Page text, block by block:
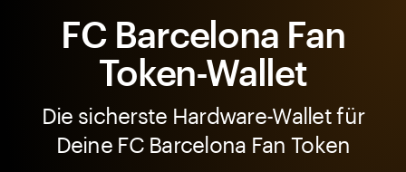
FC Barcelona Fan
Token-Wallet
Die sicherste Hardware-Wallet für
Deine FC Barcelona Fan Token